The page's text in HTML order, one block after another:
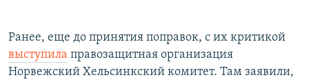
720p
1080p
Ранее, еще до принятия поправок, с их критикой
выступила правозащитная организация
Норвежский Хельсинкский комитет. Там заявили,